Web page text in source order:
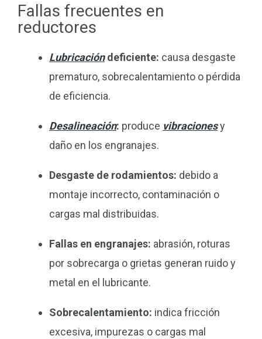
Fallas frecuentes en
reductores
Lubricacióndeficiente: causa desgaste
prematuro, sobrecalentamiento o pérdida
de eficiencia.
Desalineación: produce vibracionesy
daño en los engranajes.
Desgaste de rodamientos: debido a
montaje incorrecto, contaminación o
cargas mal distribuidas.
Fallas en engranajes: abrasión, roturas
por sobrecarga o grietas generan ruido y
metal en el lubricante.
Sobrecalentamiento: indica fricción
excesiva, impurezas o cargas mal